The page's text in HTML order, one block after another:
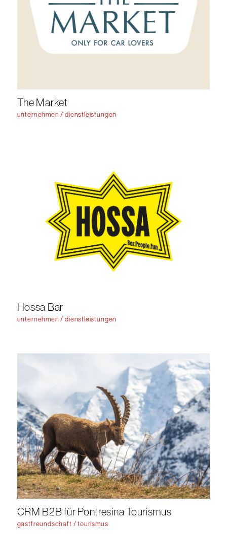
The Market
unternehmen / dienstleistungen
Hossa Bar
unternehmen / dienstleistungen
CRM B2B für Pontresina Tourismus
gastfreundschaft / tourismus